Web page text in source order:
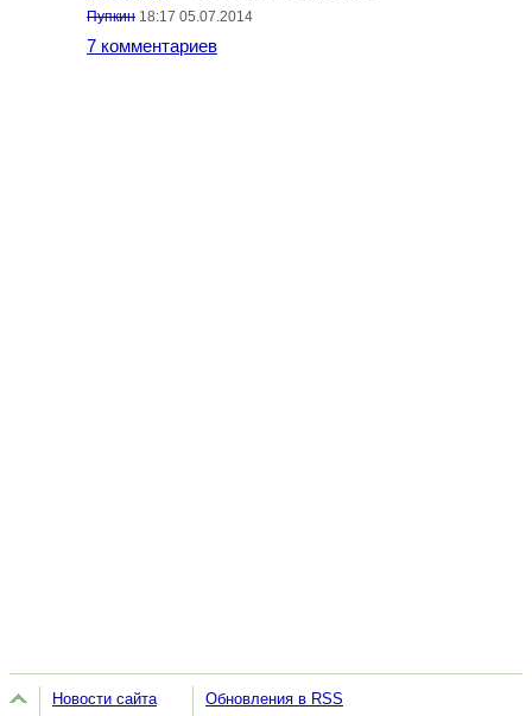
Пупкин 18:17 05.07.2014
7 комментариев
Новости сайта
Обновления в RSS